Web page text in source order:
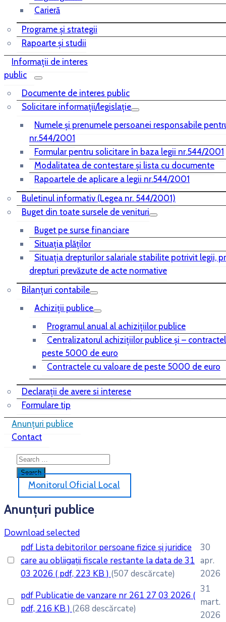
Carieră
Programe și strategii
Rapoarte și studii
Informații de interes
public
Documente de interes public
Solicitare informații/legislație
Numele și prenumele persoanei responsabile
nr.544/2001
Formular pentru solicitare în baza legii nr.544/2001
Modalitatea de contestare și lista cu documente
Rapoartele de aplicare a legii nr.544/2001
Buletinul informativ (Legea nr. 544/2001)
Buget din toate sursele de venituri
Buget pe surse financiare
Situaţia plăţilor
Situaţia drepturilor salariale stabilite potrivit legii,
drepturi prevăzute de acte normative
Bilanţuri contabile
Achiziţii publice
Programul anual al achiziţiilor publice
Centralizatorul achiziţiilor publice şi –
peste 5000 de euro
Contractele cu valoare de peste 5000 de euro
Declarații de avere si interese
Formulare tip
Anunțuri publice
Contact
Monitorul Oficial Local
Anunțuri publice
Download selected
pdf Lista debitorilor persoane fizice și juridice
care au obliigații fiscale restante la data de 31
03 2026 ( pdf, 223 KB ) (507 descărcate)
30
apr.
2026
pdf Publicatie de vanzare nr 261 27 03 2026 (
pdf, 216 KB ) (268 descărcate)
31
mart.
2026